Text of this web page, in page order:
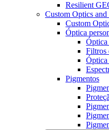
Resilient
Custom Optics and
Custom
Óptica
Óptica
Filtros
Óptica
Pigmentos